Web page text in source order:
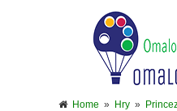
Home » Hry »